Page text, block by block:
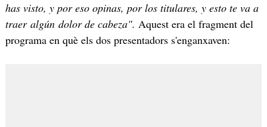
has visto, y por eso opinas, por los titulares, y esto te va a
traer algún dolor de cabeza". Aquest era el fragment del
programa en què els dos presentadors s'enganxaven: